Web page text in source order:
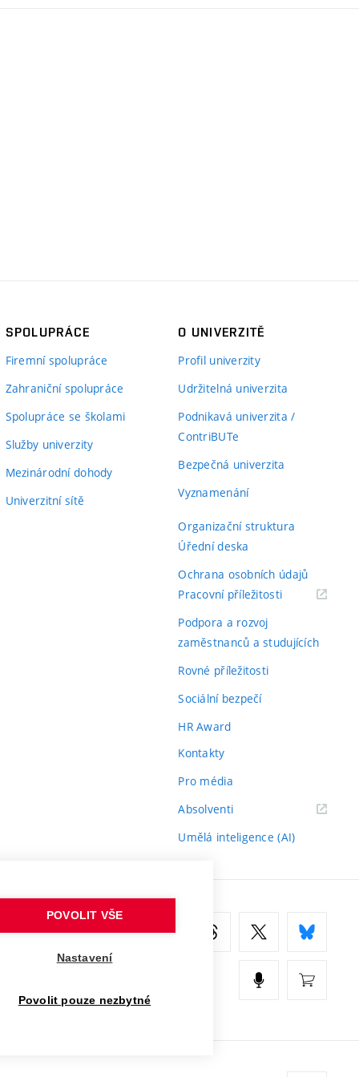
SPOLUPRÁCE
Firemní spolupráce
Zahraniční spolupráce
Spolupráce se školami
Služby univerzity
Mezinárodní dohody
Univerzitní sítě
O UNIVERZITĚ
Profil univerzity
Udržitelná univerzita
Podnikavá univerzita /
ContriBUTe
Bezpečná univerzita
Vyznamenání
Organizační struktura
Úřední deska
Ochrana osobních údajů
Pracovní příležitosti(externí
Podpora a rozvoj
zaměstnanců a studujících
Rovné příležitosti
Sociální bezpečí
HR Award
Kontakty
Pro média
Absolventi(externí
Umělá inteligence (AI)
POVOLIT VŠE
Nastavení
Povolit pouze nezbytné